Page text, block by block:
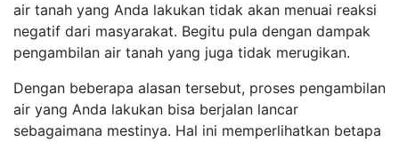
air tanah yang Anda lakukan tidak akan menuai reaksi
negatif dari masyarakat. Begitu pula dengan dampak
pengambilan air tanah yang juga tidak merugikan.
Dengan beberapa alasan tersebut, proses pengambilan
air yang Anda lakukan bisa berjalan lancar
sebagaimana mestinya. Hal ini memperlihatkan betapa